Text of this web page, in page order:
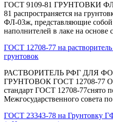
ГОСТ 9109-81 ГРУНТОВКИ
81 распространяется на
ФЛ-03ж, представляющие собой
наполнителей в лаке на основе
ГОСТ 12708-77 на
грунтовок
РАСТВОРИТЕЛЬ РФГ ДЛЯ
ГРУНТОВОК ГОСТ 12708-77
стандарт ГОСТ 12708-77снято
Межгосударственного совета
ГОСТ 23343-78 на Грунтовку